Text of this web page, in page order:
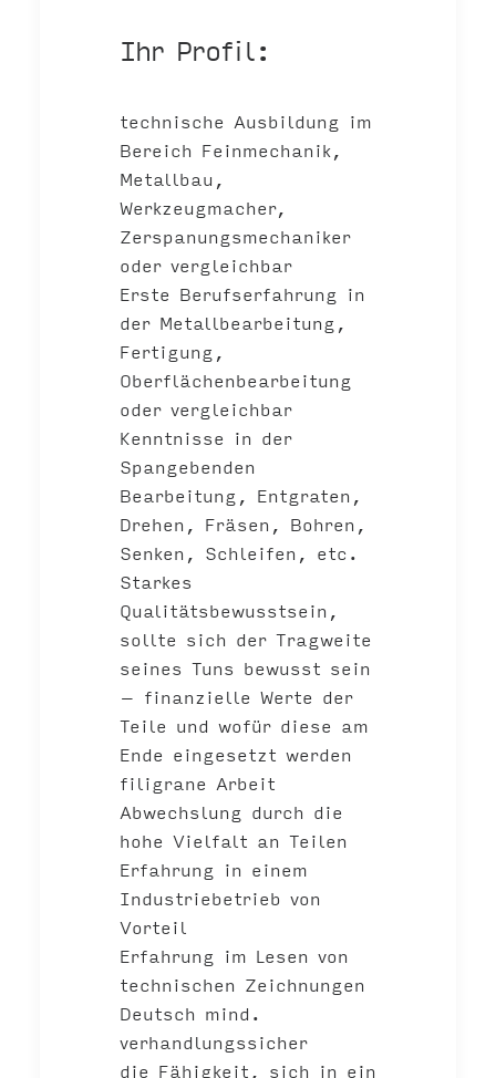
Ihr Profil:
technische Ausbildung im
Bereich Feinmechanik,
Metallbau,
Werkzeugmacher,
Zerspanungsmechaniker
oder vergleichbar
Erste Berufserfahrung in
der Metallbearbeitung,
Fertigung,
Oberflächenbearbeitung
oder vergleichbar
Kenntnisse in der
Spangebenden
Bearbeitung, Entgraten,
Drehen, Fräsen, Bohren,
Senken, Schleifen, etc.
Starkes
Qualitätsbewusstsein,
sollte sich der Tragweite
seines Tuns bewusst sein
– finanzielle Werte der
Teile und wofür diese am
Ende eingesetzt werden
filigrane Arbeit
Abwechslung durch die
hohe Vielfalt an Teilen
Erfahrung in einem
Industriebetrieb von
Vorteil
Erfahrung im Lesen von
technischen Zeichnungen
Deutsch mind.
verhandlungssicher
die Fähigkeit, sich in ein